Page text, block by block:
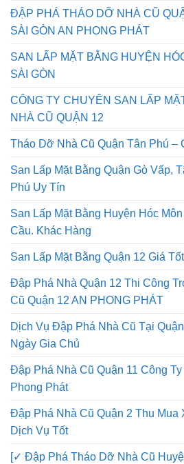
ĐẬP PHÁ THÁO DỠ NHÀ CŨ
SÀI GÒN AN PHONG PHÁT
SAN LẤP MẶT BẰNG HUYỆN
SÀI GÒN
CÔNG TY CHUYÊN SAN LẤP
NHÀ CŨ QUẬN 12
Tháo Dỡ Nhà Cũ Quận Tân Phú –
San Lấp Mặt Bằng Quận Gò Vấp,
Phú Uy Tín
San Lấp Mặt Bằng Huyện Hóc
Cầu. Khác Hàng
San Lấp Mặt Bằng Quận 12 Giá
Đập Phá Nhà Quận 12 Thi Công
Cũ Quận 12 AN PHONG PHÁT
Dịch Vụ Đập Phá Nhà Cũ Tại
Ngày Gia Chủ
Đập Phá Nhà Cũ Quận 11 Công
Phong Phát
Đập Phá Nhà Cũ Quận 2 Thu Mua
Dịch Vụ Tốt
[✓ Đập Phá Tháo Dỡ Nhà Cũ